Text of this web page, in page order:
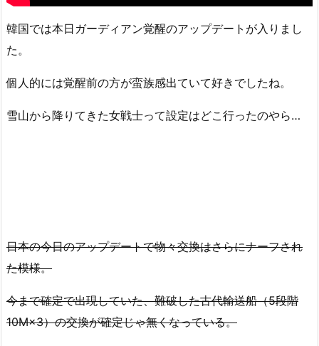
韓国では本日ガーディアン覚醒のアップデートが入りまし
た。
個人的には覚醒前の方が蛮族感出ていて好きでしたね。
雪山から降りてきた女戦士って設定はどこ行ったのやら…
日本の今日のアップデートで物々交換はさらにナーフされ
た模様。
今まで確定で出現していた、難破した古代輸送船（5段階
10M×3）の交換が確定じゃ無くなっている。